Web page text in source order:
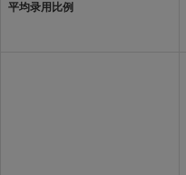
平均录用比例